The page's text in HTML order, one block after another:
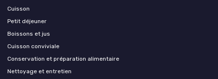
Cuisson
Petit déjeuner
Boissons et jus
Cuisson conviviale
Conservation et préparation alimentaire
Nettoyage et entretien